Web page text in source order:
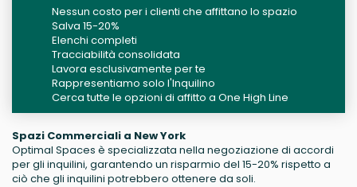
Nessun costo per i clienti che affittano lo spazio
Salva 15-20%
Elenchi completi
Tracciabilità consolidata
Lavora esclusivamente per te
Rappresentiamo solo l'Inquilino
Cerca tutte le opzioni di affitto a One High Line
Spazi Commerciali a New York
Optimal Spaces è specializzata nella negoziazione di accordi
per gli inquilini, garantendo un risparmio del 15-20% rispetto a
ciò che gli inquilini potrebbero ottenere da soli.